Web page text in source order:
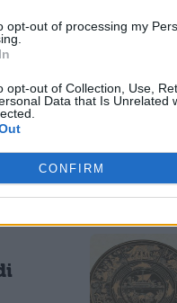
opt-out of processing my
opt-out of Collection, Use,
Data that Is Unrelated
CONFIRM
ciò che penso,
non mi resta
desidero, userò
allamore per la